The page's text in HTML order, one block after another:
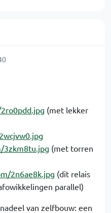
(met lekker
3zkm8tu.jpg (met torren
2n6ae8k.jpg (dit relais
parallel)
van zelfbouw: een